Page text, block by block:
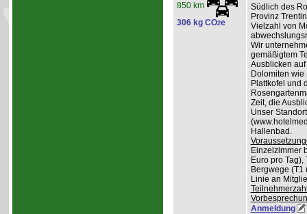
850 km
306 kg CO2e
Südlich des
Provinz
Vielzahl von
Wir
gemäßigtem
Ausblicken
Dolomiten wie
Plattkofel und
Zeit, die
Unser
Hallenbad.
Einzelzimmer
Euro pro
Bergwege (T1
Linie an
Anmeldung